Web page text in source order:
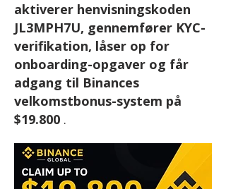
aktiverer henvisningskoden
JL3MPH7U, gennemfører KYC-
verifikation, låser op for
onboarding-opgaver og får
adgang til Binances
velkomstbonus-system på
$19.800 .